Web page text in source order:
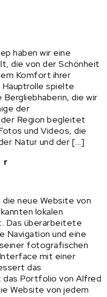
haben wir eine
die von der Schönheit
Komfort ihrer
spielte
Bergliebhaberin, die wir
der
Region begleitet
und Videos, die
Natur und der […]
neue Website von
lokalen
Das überarbeitete
Navigation und eine
fotografischen
mit einer
das
das Portfolio von Alfred
Website von jedem